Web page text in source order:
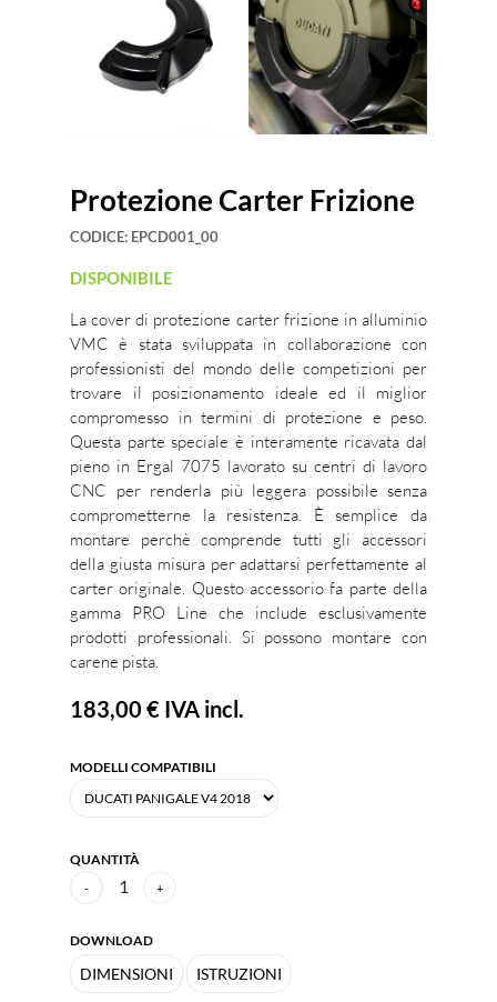
Protezione Carter Frizione
CODICE: EPCD001_00
DISPONIBILE
La cover di protezione carter frizione in alluminio
VMC è stata sviluppata in collaborazione con
professionisti del mondo delle competizioni per
trovare il posizionamento ideale ed il miglior
compromesso in termini di protezione e peso.
Questa parte speciale è interamente ricavata dal
pieno in Ergal 7075 lavorato su centri di lavoro
CNC per renderla più leggera possibile senza
comprometterne la resistenza. È semplice da
montare perchè comprende tutti gli accessori
della giusta misura per adattarsi perfettamente al
carter originale. Questo accessorio fa parte della
gamma PRO Line che include esclusivamente
prodotti professionali. Si possono montare con
carene pista.
183,00 € IVA incl.
MODELLI COMPATIBILI
QUANTITÀ
- 1 +
DOWNLOAD
DIMENSIONI ISTRUZIONI